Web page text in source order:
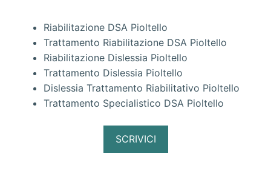
Riabilitazione DSA Pioltello
Trattamento Riabilitazione DSA Pioltello
Riabilitazione Dislessia Pioltello
Trattamento Dislessia Pioltello
Dislessia Trattamento Riabilitativo Pioltello
Trattamento Specialistico DSA Pioltello
SCRIVICI